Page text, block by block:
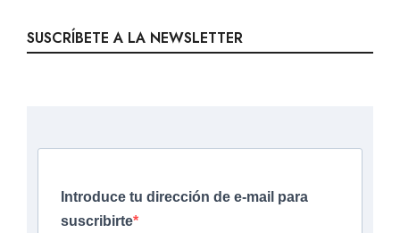
SUSCRÍBETE A LA NEWSLETTER
Introduce tu dirección de e-mail para
suscribirte